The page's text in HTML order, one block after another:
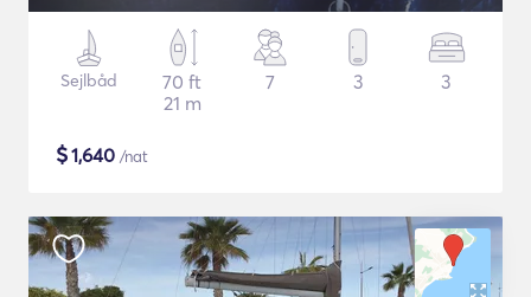
Sejlbåd
70 ft
21 m
7 3 3
$1,640 /nat